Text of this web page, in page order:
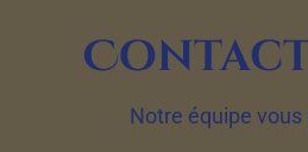
Notre équipe